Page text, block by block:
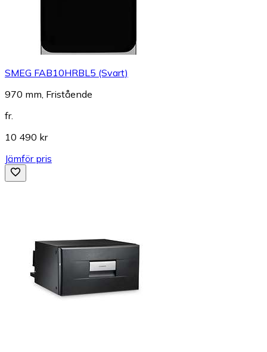
SMEG FAB10HRBL5 (Svart)
970 mm, Fristående
fr.
10 490 kr
Jämför pris